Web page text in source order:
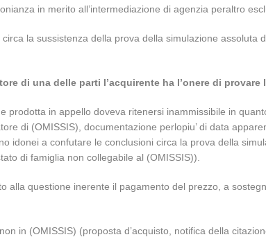
in merito all’intermediazione di agenzia peraltro
la sussistenza della prova della simulazione assoluta
di una delle parti l’acquirente ha l’onere di provare
prodotta in appello doveva ritenersi inammissibile in
di (OMISSIS), documentazione perlopiu’ di data
idonei a confutare le conclusioni circa la prova della
di famiglia non collegabile al (OMISSIS)).
alla questione inerente il pagamento del prezzo, a
in (OMISSIS) (proposta d’acquisto, notifica della